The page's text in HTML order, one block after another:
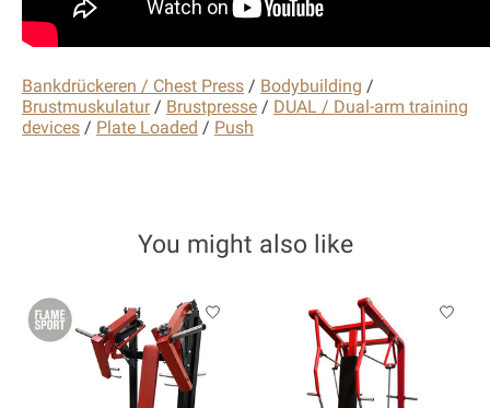
Bankdrückeren / Chest Press / Bodybuilding /
Brustmuskulatur/ Brustpresse / DUAL / Dual-arm training
devices / Plate Loaded / Push
You might also like
Product carousel items